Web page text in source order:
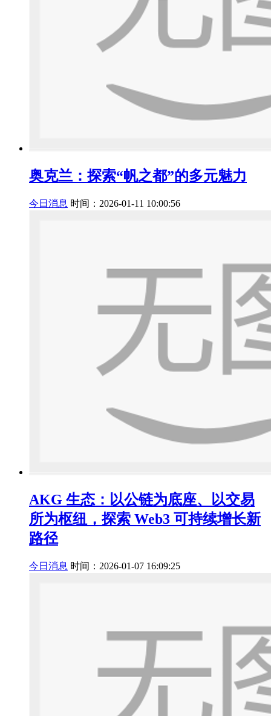
奥克兰：探索“帆之都”的多元魅力
今日消息 时间：2026-01-11 10:00:56
AKG 生态：以公链为底座、以交易
所为枢纽，探索 Web3 可持续增长新
路径
今日消息 时间：2026-01-07 16:09:25